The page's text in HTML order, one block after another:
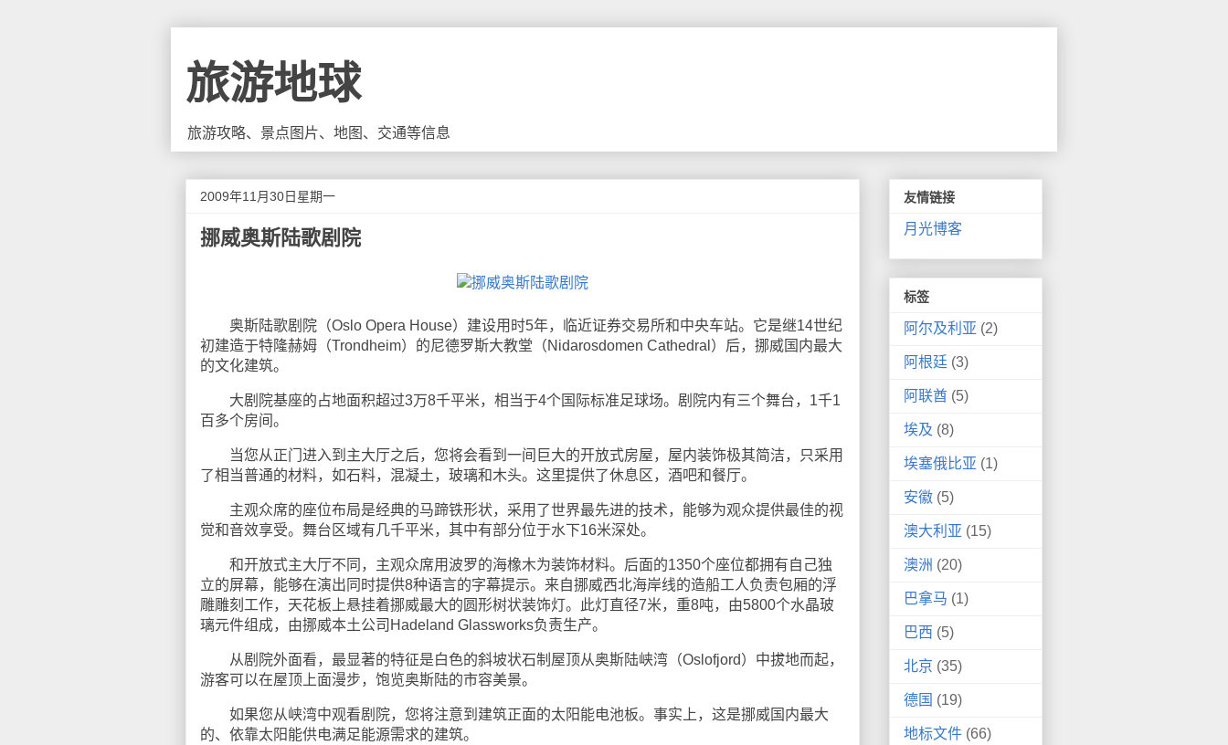
旅游地球
旅游攻略、景点图片、地图、交通等信息
2009年11月30日星期一
挪威奥斯陆歌剧院
奥斯陆歌剧院（Oslo Opera House）建设用时5年，临近证券交易所和中央车站。它是继14世纪
初建造于特隆赫姆（Trondheim）的尼德罗斯大教堂（Nidarosdomen Cathedral）后，挪威国内最大
的文化建筑。
大剧院基座的占地面积超过3万8千平米，相当于4个国际标准足球场。剧院内有三个舞台，1千1
百多个房间。
当您从正门进入到主大厅之后，您将会看到一间巨大的开放式房屋，屋内装饰极其简洁，只采用
了相当普通的材料，如石料，混凝土，玻璃和木头。这里提供了休息区，酒吧和餐厅。
主观众席的座位布局是经典的马蹄铁形状，采用了世界最先进的技术，能够为观众提供最佳的视
觉和音效享受。舞台区域有几千平米，其中有部分位于水下16米深处。
和开放式主大厅不同，主观众席用波罗的海橡木为装饰材料。后面的1350个座位都拥有自己独
立的屏幕，能够在演出同时提供8种语言的字幕提示。来自挪威西北海岸线的造船工人负责包厢的浮
雕雕刻工作，天花板上悬挂着挪威最大的圆形树状装饰灯。此灯直径7米，重8吨，由5800个水晶玻
璃元件组成，由挪威本土公司Hadeland Glassworks负责生产。
从剧院外面看，最显著的特征是白色的斜坡状石制屋顶从奥斯陆峡湾（Oslofjord）中拔地而起，
游客可以在屋顶上面漫步，饱览奥斯陆的市容美景。
如果您从峡湾中观看剧院，您将注意到建筑正面的太阳能电池板。事实上，这是挪威国内最大
的、依靠太阳能供电满足能源需求的建筑。
友情链接
月光博客
标签
阿尔及利亚 (2)
阿根廷 (3)
阿联酋 (5)
埃及 (8)
埃塞俄比亚 (1)
安徽 (5)
澳大利亚 (15)
澳洲 (20)
巴拿马 (1)
巴西 (5)
北京 (35)
德国 (19)
地标文件 (66)